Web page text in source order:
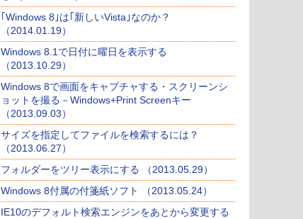
｢Windows 8｣は｢新しいVista｣なのか？
（2014.01.19）
Windows 8.1で日付に曜日を表示する
（2013.10.29）
Windows 8で画面をキャプチャする・スクリーンシ
ョットを撮る－Windows+Print Screenキー
（2013.09.03）
サイズを指定してファイルを検索するには？
（2013.06.27）
フォルダーをツリー表示にする （2013.05.29）
Windows 8付属の付箋紙ソフト （2013.05.24）
IE10のデフォルト検索エンジンをあとから変更する